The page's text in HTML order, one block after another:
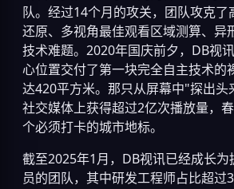
队。经过14个月的攻关，团队攻克了
还原、多视角最佳观看区域测算、异
技术难题。2020年国庆前夕，DB视
心位置交付了第一块完全自主技术的
达420平方米。那只从屏幕中"探出头
社交媒体上获得超过2亿次播放量，
个必须打卡的城市地标。
截至2025年1月，DB视讯已经成长为
员的团队，其中研发工程师占比超过